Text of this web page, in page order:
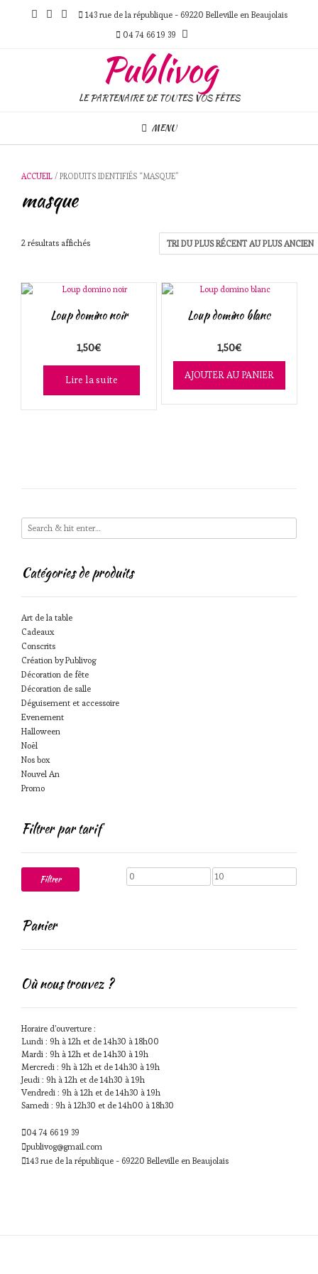
143 rue de la république - 69220 Belleville en Beaujolais
04 74 66 19 39
Publivog
LE PARTENAIRE DE TOUTES VOS FÊTES
MENU
ACCUEIL / PRODUITS IDENTIFIÉS “MASQUE”
masque
2 résultats affichésTrié
récent
au
ancien
Loup domino noir
1,50€
Lire la suite
Loup domino blanc
1,50€
AJOUTER AU PANIER
Catégories de produits
Art de la table
Cadeaux
Conscrits
Création by Publivog
Décoration de fête
Décoration de salle
Déguisement et accessoire
Evenement
Halloween
Noël
Nos box
Nouvel An
Promo
Filtrer par tarif
Prix
Prix
Filtrer
Panier
Où nous trouvez ?
Horaire d'ouverture :
Lundi : 9h à 12h et de 14h30 à 18h00
Mardi : 9h à 12h et de 14h30 à 19h
Mercredi : 9h à 12h et de 14h30 à 19h
Jeudi : 9h à 12h et de 14h30 à 19h
Vendredi : 9h à 12h et de 14h30 à 19h
Samedi : 9h à 12h30 et de 14h00 à 18h30
04 74 66 19 39
publivog@gmail.com
143 rue de la république - 69220 Belleville en Beaujolais